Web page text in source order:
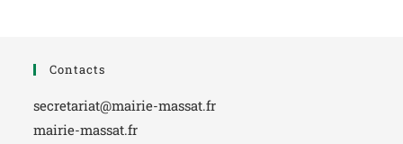
Contacts
secretariat@mairie-massat.fr
mairie-massat.fr